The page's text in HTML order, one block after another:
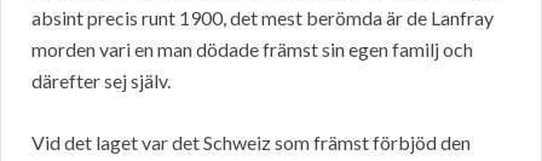
absint precis runt 1900, det mest berömda är de Lanfray
morden vari en man dödade främst sin egen familj och
därefter sej själv.
Vid det laget var det Schweiz som främst förbjöd den